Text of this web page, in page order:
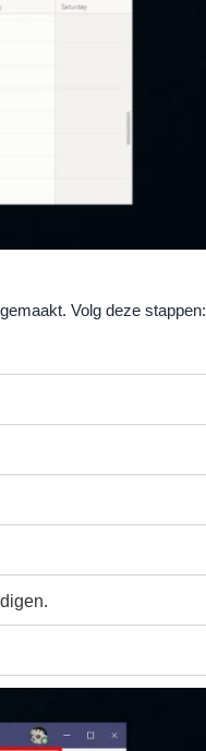
Volg deze stappen: